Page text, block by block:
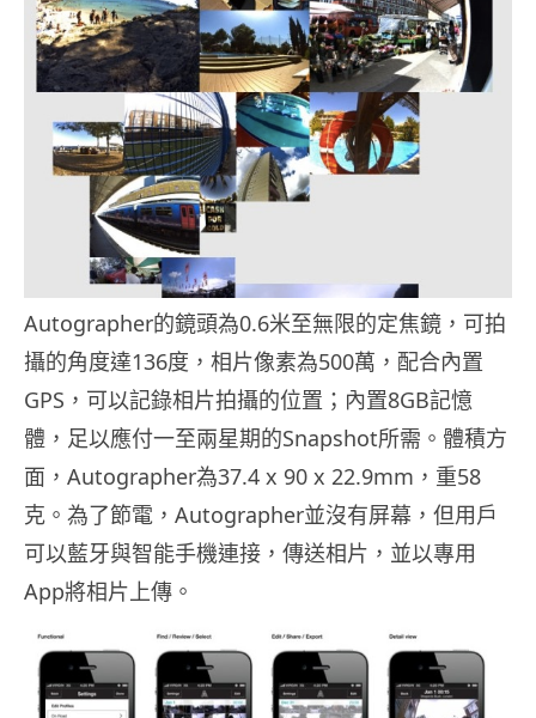
Autographer的鏡頭為0.6米至無限的定焦鏡，可拍
攝的角度達136度，相片像素為500萬，配合內置
GPS，可以記錄相片拍攝的位置；內置8GB記憶
體，足以應付一至兩星期的Snapshot所需。體積方
面，Autographer為37.4 x 90 x 22.9mm，重58
克。為了節電，Autographer並沒有屏幕，但用戶
可以藍牙與智能手機連接，傳送相片，並以專用
App將相片上傳。